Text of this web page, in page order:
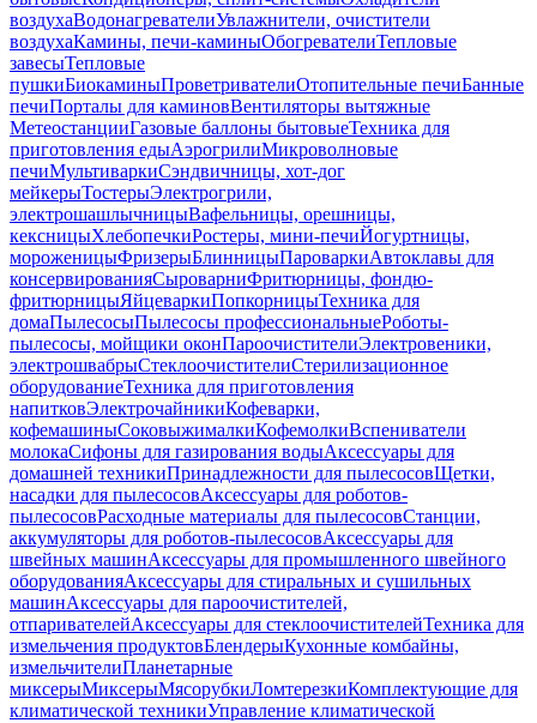
воздухаВодонагревателиУвлажнители, очистители
воздухаКамины, печи-каминыОбогревателиТепловые
завесыТепловые
пушкиБиокаминыПроветривателиОтопительные печиБанные
печиПорталы для каминовВентиляторы вытяжные
МетеостанцииГазовые баллоны бытовыеТехника для
приготовления едыАэрогрилиМикроволновые
печиМультиваркиСэндвичницы, хот-дог
мейкерыТостерыЭлектрогрили,
электрошашлычницыВафельницы, орешницы,
кексницыХлебопечкиРостеры, мини-печиЙогуртницы,
мороженицыФризерыБлинницыПароваркиАвтоклавы для
консервированияСыроварниФритюрницы, фондю-
фритюрницыЯйцеваркиПопкорницыТехника для
домаПылесосыПылесосы профессиональныеРоботы-
пылесосы, мойщики оконПароочистителиЭлектровеники,
электрошвабрыСтеклоочистителиСтерилизационное
оборудованиеТехника для приготовления
напитковЭлектрочайникиКофеварки,
кофемашиныСоковыжималкиКофемолкиВспениватели
молокаСифоны для газирования водыАксессуары для
домашней техникиПринадлежности для пылесосовЩетки,
насадки для пылесосовАксессуары для роботов-
пылесосовРасходные материалы для пылесосовСтанции,
аккумуляторы для роботов-пылесосовАксессуары для
швейных машинАксессуары для промышленного швейного
оборудованияАксессуары для стиральных и сушильных
машинАксессуары для пароочистителей,
отпаривателейАксессуары для стеклоочистителейТехника для
измельчения продуктовБлендерыКухонные комбайны,
измельчителиПланетарные
миксерыМиксерыМясорубкиЛомтерезкиКомплектующие для
климатической техникиУправление климатической